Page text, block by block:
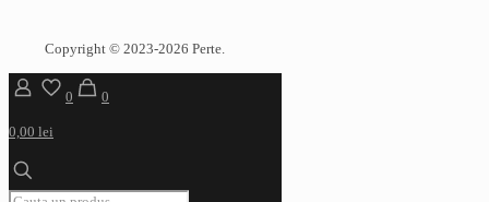
Copyright © 2023-2026 Perte.
0 0
0,00 lei